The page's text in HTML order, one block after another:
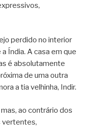
perdido no interior
Índia. A casa em que
é absolutamente
de uma outra
a tia velhinha, Indir.
ao contrário dos
vertentes,